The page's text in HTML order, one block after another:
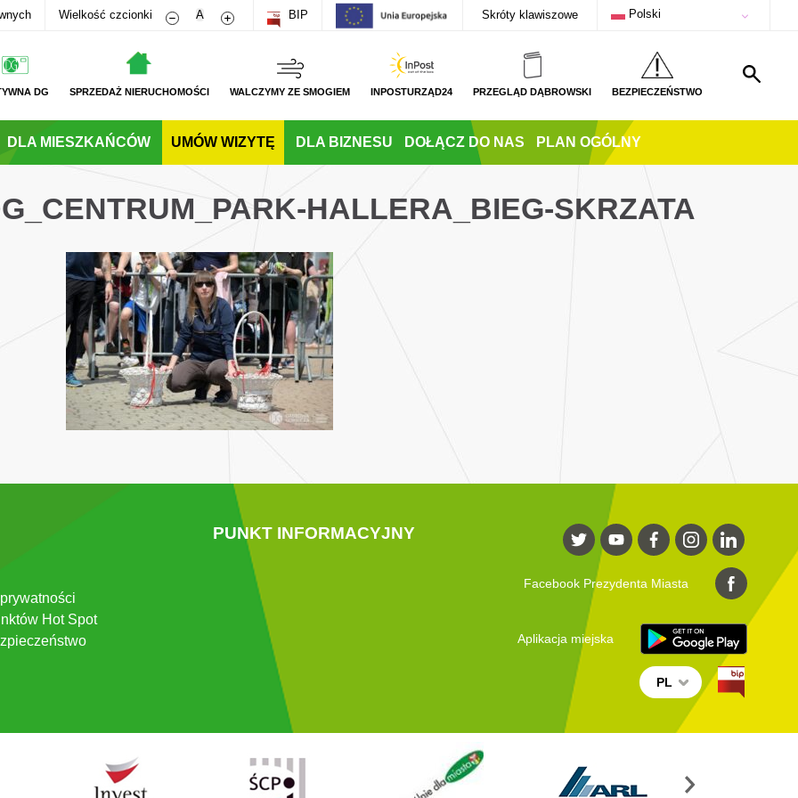
Wielkość czcionki Zmniejsz rozmiar czcionki
A Zwiększ rozmiar czcionki
BIP Skróty klawiszowe Polski
DG SPRZEDAŻ NIERUCHOMOŚCI WALCZYMY ZE SMOGIEM INPOSTURZĄD24 PRZEGLĄD DĄBROWSKI BEZPIECZEŃSTWO
DLA MIESZKAŃCÓW UMÓW WIZYTĘ DLA BIZNESU DOŁĄCZ DO NAS PLAN OGÓLNY
HALLERA_BIEG-SKRZATA
Hot Spot
PUNKT INFORMACYJNY
Facebook Prezydenta Miasta
Aplikacja miejska
PL